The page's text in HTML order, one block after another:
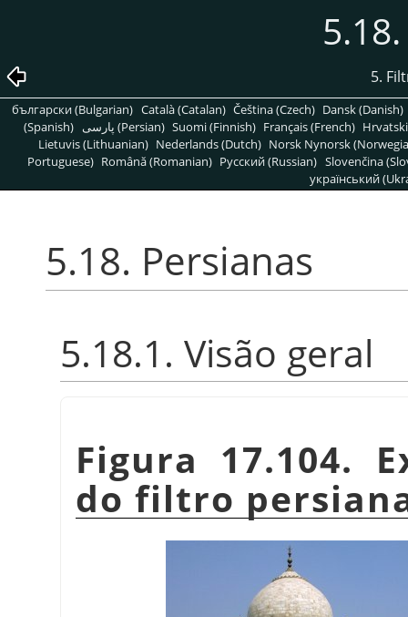
5.
български (Bulgarian) Català (Catalan) Čeština (Czech) Dansk (Danish)
(Spanish)
پارسی (Persian) Suomi (Finnish) Français (French)
Lietuvis (Lithuanian) Nederlands (Dutch) Norsk Nynorsk
Portuguese) Română (Romanian) Pусский (Russian) Slovenčina
український
5.18. Persianas
5.18.1. Visão geral
Figura 17.104.
do filtro